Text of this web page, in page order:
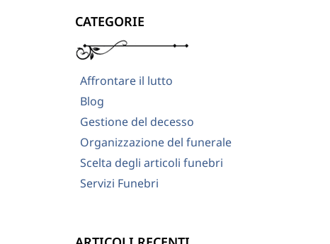
CATEGORIE
Affrontare il lutto
Blog
Gestione del decesso
Organizzazione del funerale
Scelta degli articoli funebri
Servizi Funebri